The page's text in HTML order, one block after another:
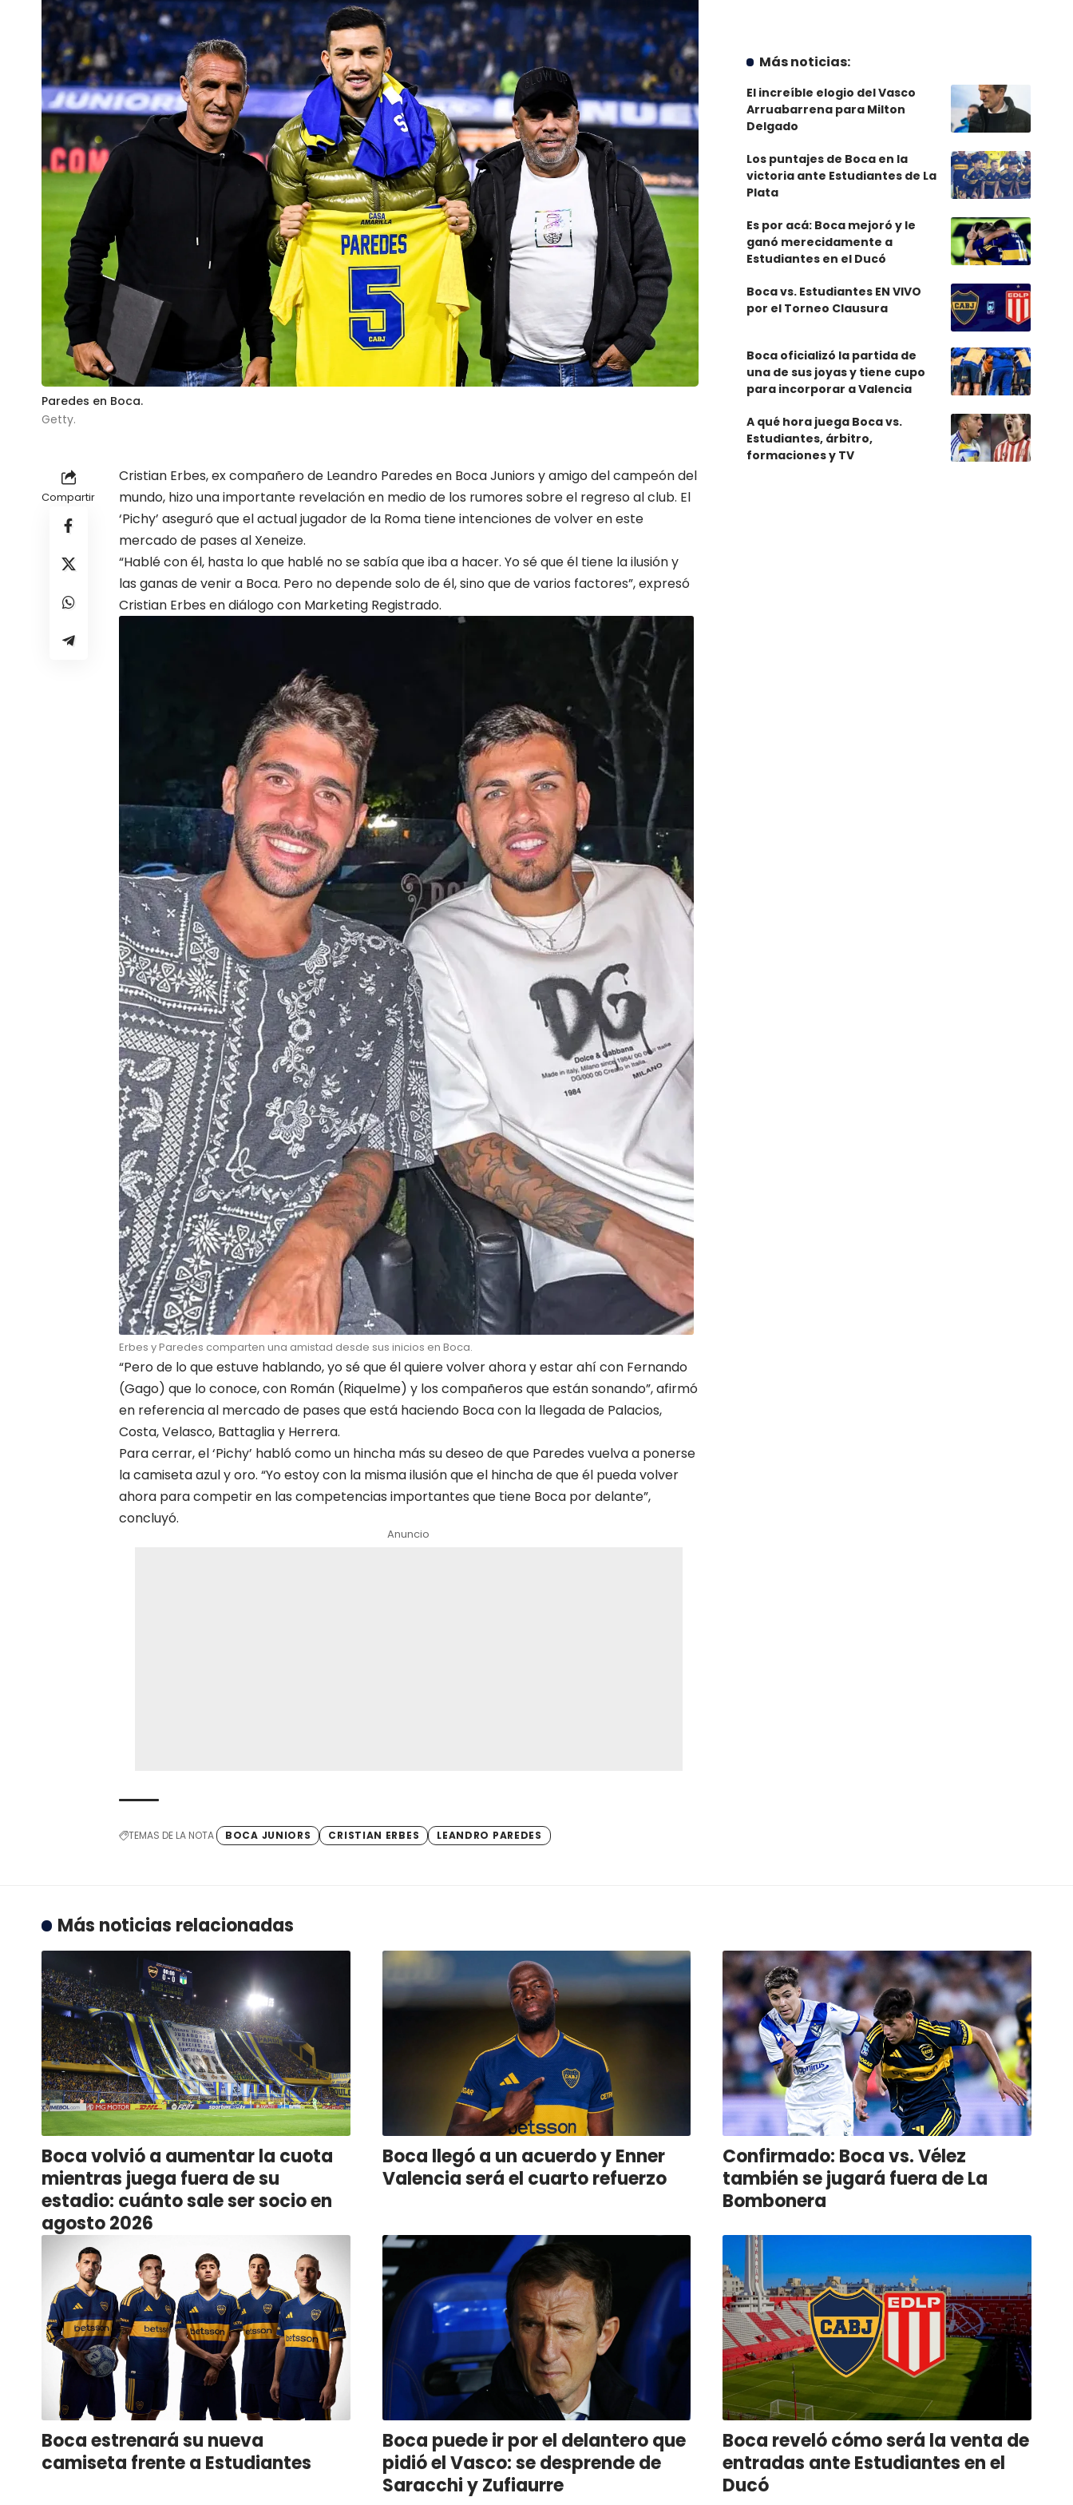
Paredes en Boca.
Getty.
Compartir
Cristian Erbes, ex compañero de Leandro Paredes en Boca Juniors y amigo del campeón del
mundo, hizo una importante revelación en medio de los rumores sobre el regreso al club. El
‘Pichy’ aseguró que el actual jugador de la Roma tiene intenciones de volver en este
mercado de pases al Xeneize.
“Hablé con él, hasta lo que hablé no se sabía que iba a hacer. Yo sé que él tiene la ilusión y
las ganas de venir a Boca. Pero no depende solo de él, sino que de varios factores”, expresó
Cristian Erbes en diálogo con Marketing Registrado.
Erbes y Paredes comparten una amistad desde sus inicios en Boca.
“Pero de lo que estuve hablando, yo sé que él quiere volver ahora y estar ahí con Fernando
(Gago) que lo conoce, con Román (Riquelme) y los compañeros que están sonando”, afirmó
en referencia al mercado de pases que está haciendo Boca con la llegada de Palacios,
Costa, Velasco, Battaglia y Herrera.
Para cerrar, el ‘Pichy’ habló como un hincha más su deseo de que Paredes vuelva a ponerse
la camiseta azul y oro. “Yo estoy con la misma ilusión que el hincha de que él pueda volver
ahora para competir en las competencias importantes que tiene Boca por delante”,
concluyó.
Anuncio
TEMAS DE LA NOTA BOCA JUNIORS CRISTIAN ERBES LEANDRO PAREDES
Más noticias:
El increíble elogio del Vasco
Arruabarrena para Milton
Delgado
Los puntajes de Boca en la
victoria ante Estudiantes de La
Plata
Es por acá: Boca mejoró y le
ganó merecidamente a
Estudiantes en el Ducó
Boca vs. Estudiantes EN VIVO
por el Torneo Clausura
Boca oficializó la partida de
una de sus joyas y tiene cupo
para incorporar a Valencia
A qué hora juega Boca vs.
Estudiantes, árbitro,
formaciones y TV
Más noticias relacionadas
Boca volvió a aumentar la cuota
mientras juega fuera de su
estadio: cuánto sale ser socio en
agosto 2026
Boca llegó a un acuerdo y Enner
Valencia será el cuarto refuerzo
Confirmado: Boca vs. Vélez
también se jugará fuera de La
Bombonera
Boca estrenará su nueva
camiseta frente a Estudiantes
Boca puede ir por el delantero que
pidió el Vasco: se desprende de
Saracchi y Zufiaurre
Boca reveló cómo será la venta de
entradas ante Estudiantes en el
Ducó